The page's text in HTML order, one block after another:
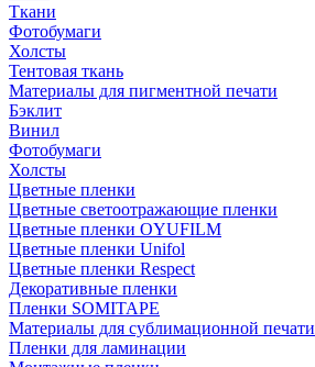
Ткани
Фотобумаги
Холсты
Тентовая ткань
Материалы для пигментной печати
Бэклит
Винил
Фотобумаги
Холсты
Цветные пленки
Цветные светоотражающие пленки
Цветные пленки OYUFILM
Цветные пленки Unifol
Цветные пленки Respect
Декоративные пленки
Пленки SOMITAPE
Материалы для сублимационной печати
Пленки для ламинации